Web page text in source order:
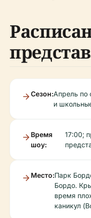
Сезон:Апрель по
и
Время
шоу:
17:00;
Место:Парк
Бордо.
время
каникул